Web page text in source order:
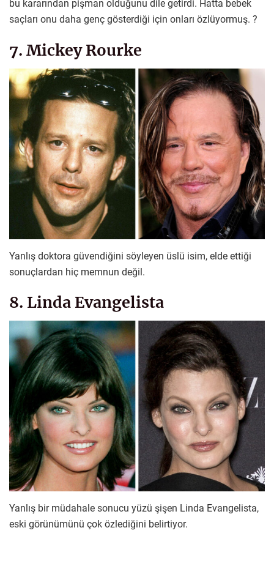
bu kararından pişman olduğunu dile getirdi. Hatta bebek
saçları onu daha genç gösterdiği için onları özlüyormuş. ?
7. Mickey Rourke
Yanlış doktora güvendiğini söyleyen üslü isim, elde ettiği
sonuçlardan hiç memnun değil.
8. Linda Evangelista
Yanlış bir müdahale sonucu yüzü şişen Linda Evangelista,
eski görünümünü çok özlediğini belirtiyor.